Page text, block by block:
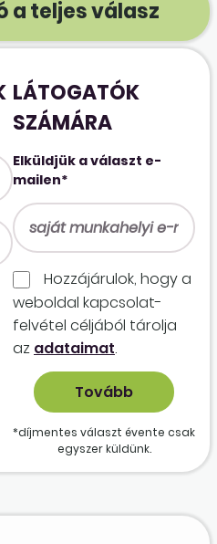
a teljes válasz
LÁTOGATÓK
SZÁMÁRA
Elküldjük a választ e-
mailen*
Hozzájárulok, hogy a
weboldal kapcso­lat­
felvétel céljából tárolja
az adataimat.
*díjmentes választ évente csak
egyszer küldünk.